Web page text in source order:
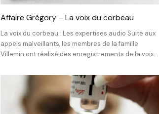
Affaire Grégory – La voix du corbeau
La voix du corbeau : Les expertises audio Suite aux
appels malveillants, les membres de la famille
Villemin ont réalisé des enregistrements de la voix...